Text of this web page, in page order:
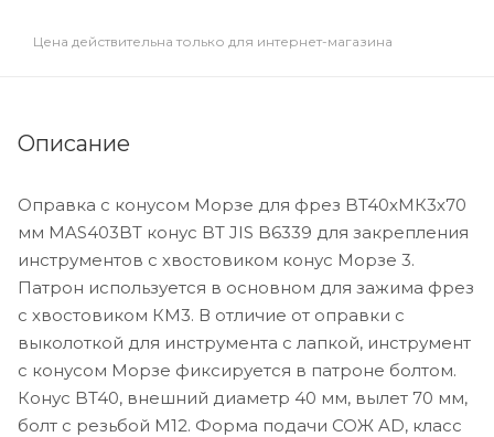
Цена действительна только для интернет-магазина
Описание
Оправка с конусом Морзе для фрез BT40xМК3х70
мм MAS403BT конус BT JIS B6339 для закрепления
инструментов с хвостовиком конус Морзе 3.
Патрон используется в основном для зажима фрез
с хвостовиком КМ3. В отличие от оправки с
выколоткой для инструмента с лапкой, инструмент
с конусом Морзе фиксируется в патроне болтом.
Конус BT40, внешний диаметр 40 мм, вылет 70 мм,
болт с резьбой M12. Форма подачи СОЖ AD, класс